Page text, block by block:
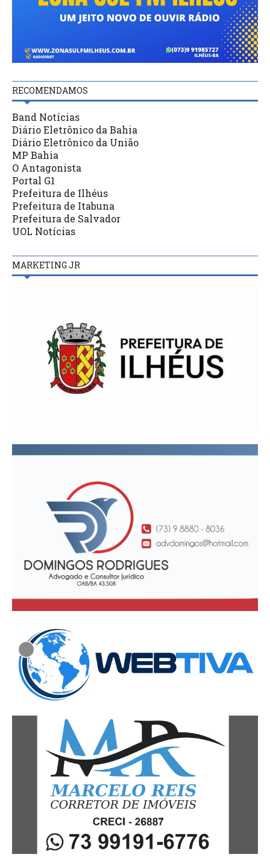
RECOMENDAMOS
Band Notícias
Diário Eletrônico da Bahia
Diário Eletrônico da União
MP Bahia
O Antagonista
Portal G1
Prefeitura de Ilhéus
Prefeitura de Itabuna
Prefeitura de Salvador
UOL Notícias
MARKETING JR